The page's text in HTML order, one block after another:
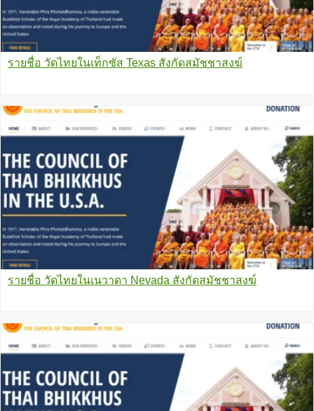
รายชื่อ วัดไทยในเท็กซัส Texas สังกัดสมัชชาสงฆ์
รายชื่อ วัดไทยในเนวาดา Nevada สังกัดสมัชชาสงฆ์